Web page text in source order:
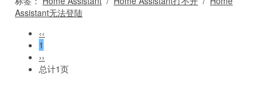
Assistant无法登陆
‹‹
1
››
总计1页